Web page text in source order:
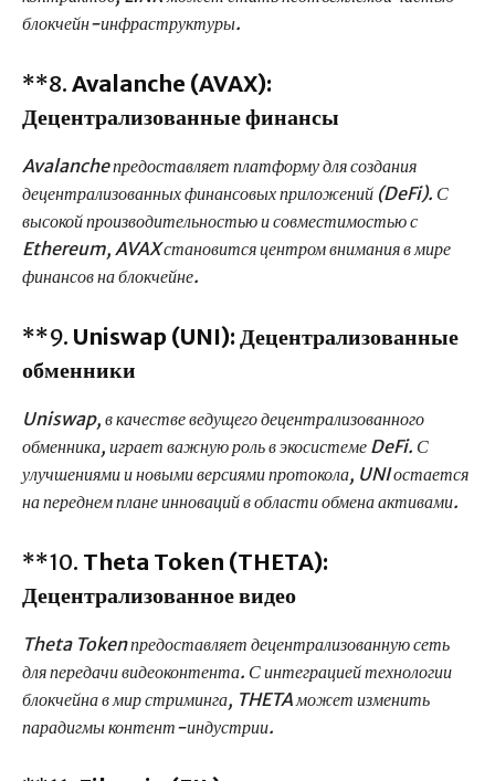
блокчейн-инфраструктуры.
**8. Avalanche (AVAX):
Децентрализованные финансы
Avalanche предоставляет платформу для создания
децентрализованных финансовых приложений (DeFi). С
высокой производительностью и совместимостью с
Ethereum, AVAX становится центром внимания в мире
финансов на блокчейне.
**9. Uniswap (UNI): Децентрализованные
обменники
Uniswap, в качестве ведущего децентрализованного
обменника, играет важную роль в экосистеме DeFi. С
улучшениями и новыми версиями протокола, UNI остается
на переднем плане инноваций в области обмена активами.
**10. Theta Token (THETA):
Децентрализованное видео
Theta Token предоставляет децентрализованную сеть
для передачи видеоконтента. С интеграцией технологии
блокчейна в мир стриминга, THETA может изменить
парадигмы контент-индустрии.